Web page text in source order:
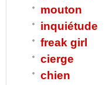
mouton
inquiétude
freak girl
cierge
chien